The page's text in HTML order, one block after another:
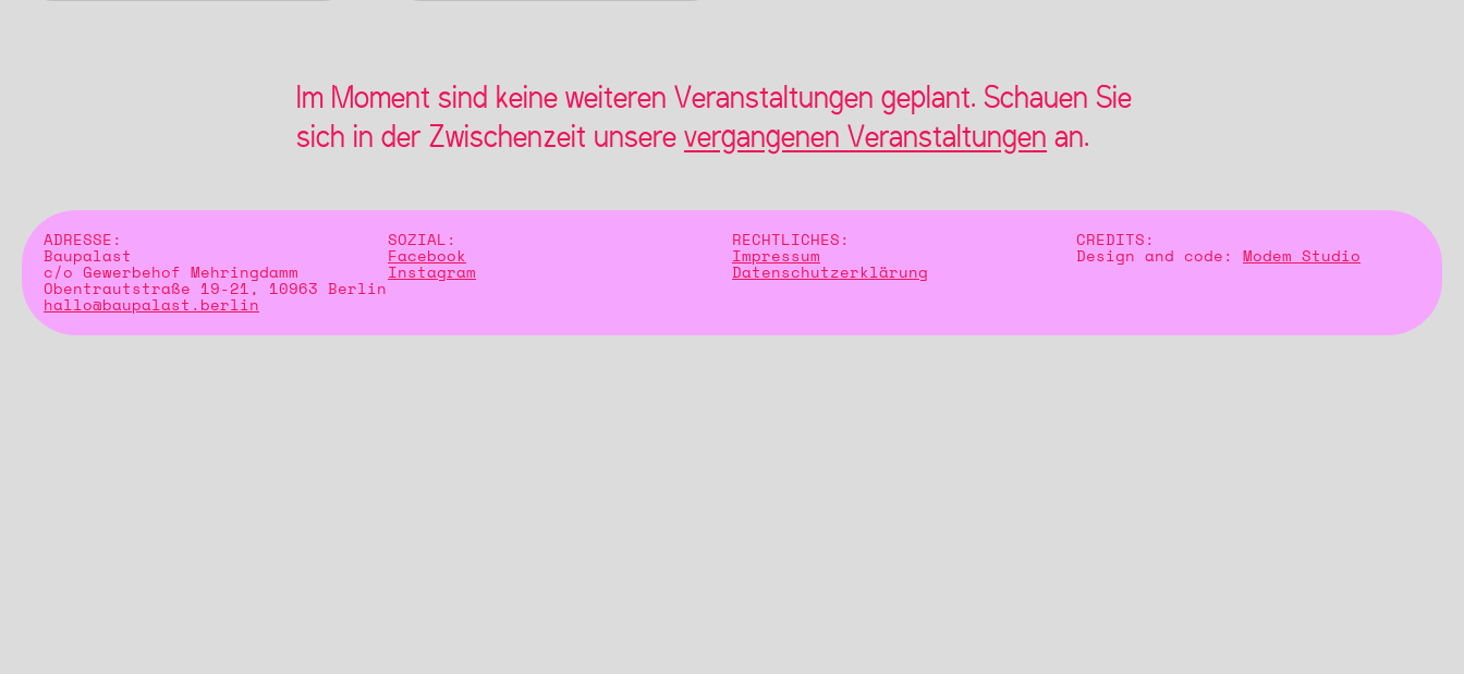
Im Moment sind keine weiteren Veranstaltungen geplant. Schauen Sie
sich in der Zwischenzeit unserevergangenen Veranstaltungen an.
ADRESSE:
Baupalast
c/o Gewerbehof Mehringdamm
Obentrautstraße 19-21, 10963 Berlin
hallo@baupalast.berlin
SOZIAL:
Facebook
Instagram
RECHTLICHES:
Impressum
Datenschutzerklärung
CREDITS:
Design and code: Modem Studio